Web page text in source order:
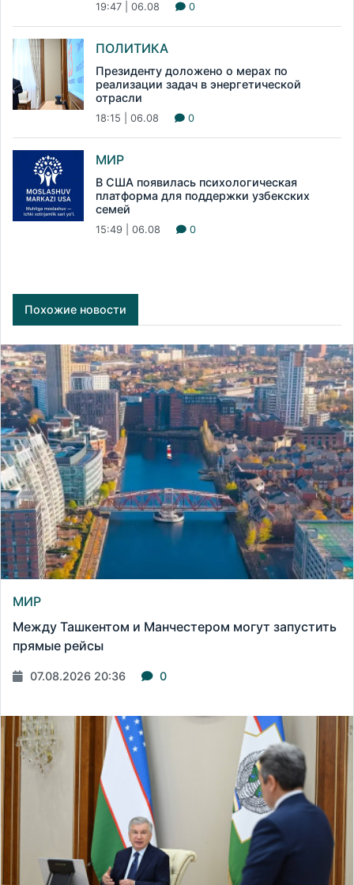
19:47 | 06.08 0
ПОЛИТИКА
Президенту доложено о мерах по
реализации задач в энергетической
отрасли
18:15 | 06.08 0
МИР
В США появилась психологическая
платформа для поддержки узбекских
семей
15:49 | 06.08 0
Похожие новости
МИР
Между Ташкентом и Манчестером могут запустить
прямые рейсы
07.08.2026 20:36 0